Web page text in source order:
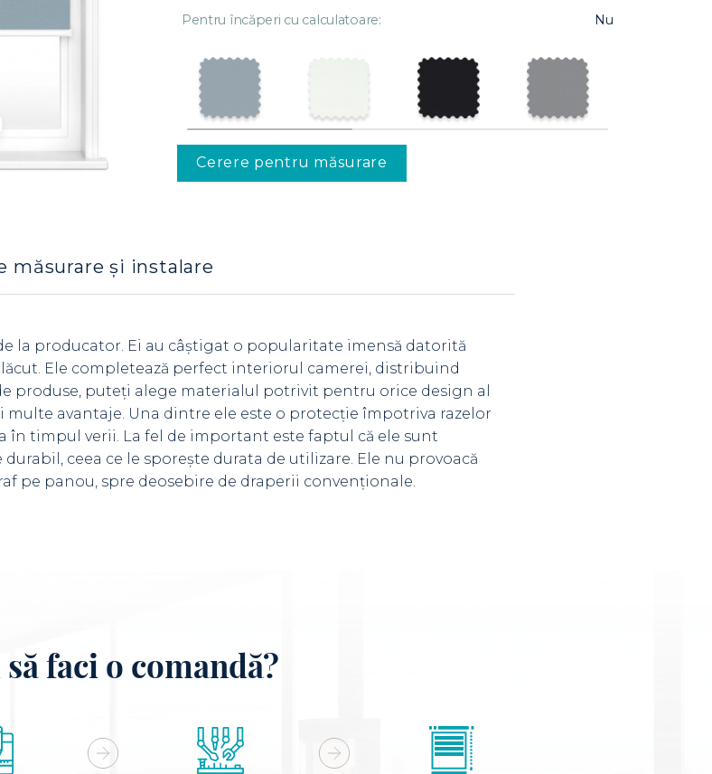
Pentru încăperi cu calculatoare:
Nu
Cerere pentru măsurare
măsurare și instalare
la producator. Ei au câștigat o popularitate imensă datorită
Ele completează perfect interiorul camerei, distribuind
produse, puteți alege materialul potrivit pentru orice design al
multe avantaje. Una dintre ele este o protecție împotriva razelor
în timpul verii. La fel de important este faptul că ele sunt
ceea ce le sporește durata de utilizare. Ele nu provoacă
pe panou, spre deosebire de draperii convenționale.
faci o comandă?